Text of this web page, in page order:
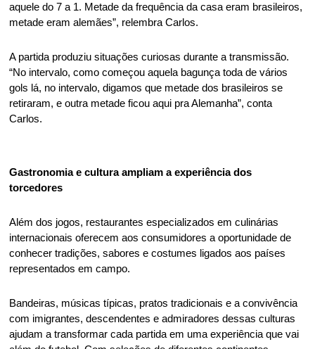
aquele do 7 a 1. Metade da frequência da casa eram brasileiros,
metade eram alemães”, relembra Carlos.
A partida produziu situações curiosas durante a transmissão.
“No intervalo, como começou aquela bagunça toda de vários
gols lá, no intervalo, digamos que metade dos brasileiros se
retiraram, e outra metade ficou aqui pra Alemanha”, conta
Carlos.
Gastronomia e cultura ampliam a experiência dos
torcedores
Além dos jogos, restaurantes especializados em culinárias
internacionais oferecem aos consumidores a oportunidade de
conhecer tradições, sabores e costumes ligados aos países
representados em campo.
Bandeiras, músicas típicas, pratos tradicionais e a convivência
com imigrantes, descendentes e admiradores dessas culturas
ajudam a transformar cada partida em uma experiência que vai